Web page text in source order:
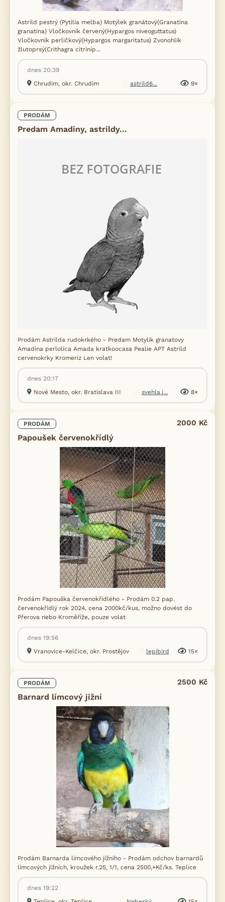
Astrild pestrý (Pytilia melba) Motýlek granátový(Granatina
granatina) Vločkovník červený(Hypargos niveoguttatus)
Vločkovník perličkový(Hypargos margaritatus) Zvonohlík
žlutoprsý(Crithagra citrinip...
dnes 20:39
Chrudim, okr. Chrudim
astrild6... 9×
PRODÁM
Predam Amadiny, astrildy...
Prodám Astrilda rudokrkého - Predam Motylik granatovy
Amadina perlolica Amada kratkoocasa Pealie APT Astrild
cervenokrky Kromeriz Len volat!
dnes 20:17
Nové Mesto, okr. Bratislava III
svehla.j... 8×
PRODÁM
Papoušek červenokřídlý
2000 Kč
Prodám Papouška červenokřídlého - Prodám 0.2 pap.
červenokřídlý rok 2024, cena 2000kč/kus, možno dovést do
Přerova nebo Kroměříže, pouze volat
dnes 19:56
Vranovice-Kelčice, okr. Prostějov
lepibird 15×
PRODÁM
Barnard límcový jižní
2500 Kč
Prodám Barnarda límcového jižního - Prodám odchov barnardů
límcových jižních, kroužek r.25, 1/1, cena 2500,+Kč/ks. Teplice
dnes 19:22